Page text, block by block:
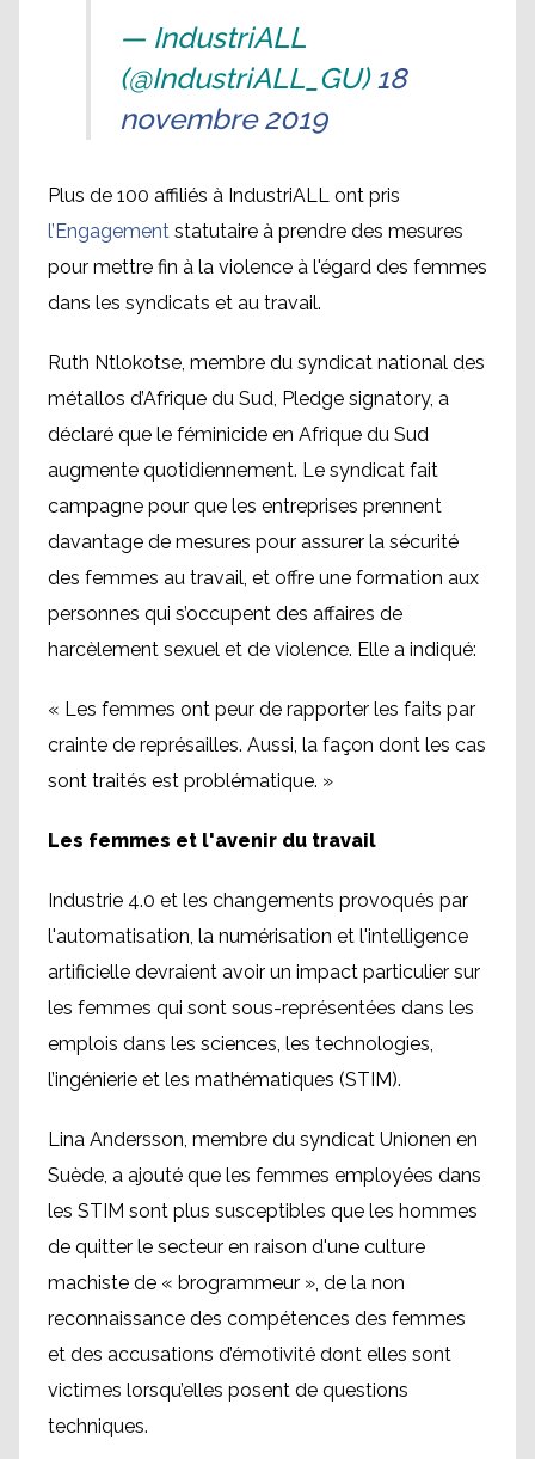
— IndustriALL
(@IndustriALL_GU)18
novembre 2019
Plus de 100 affiliés à IndustriALL ont pris
l’Engagement statutaire à prendre des mesures
pour mettre fin à la violence à l'égard des femmes
dans les syndicats et au travail.
Ruth Ntlokotse, membre du syndicat national des
métallos d’Afrique du Sud, Pledge signatory, a
déclaré que le féminicide en Afrique du Sud
augmente quotidiennement. Le syndicat fait
campagne pour que les entreprises prennent
davantage de mesures pour assurer la sécurité
des femmes au travail, et offre une formation aux
personnes qui s’occupent des affaires de
harcèlement sexuel et de violence. Elle a indiqué:
« Les femmes ont peur de rapporter les faits par
crainte de représailles. Aussi, la façon dont les cas
sont traités est problématique. »
Les femmes et l'avenir du travail
Industrie 4.0 et les changements provoqués par
l'automatisation, la numérisation et l'intelligence
artificielle devraient avoir un impact particulier sur
les femmes qui sont sous-représentées dans les
emplois dans les sciences, les technologies,
l’ingénierie et les mathématiques (STIM).
Lina Andersson, membre du syndicat Unionen en
Suède, a ajouté que les femmes employées dans
les STIM sont plus susceptibles que les hommes
de quitter le secteur en raison d'une culture
machiste de « brogrammeur », de la non
reconnaissance des compétences des femmes
et des accusations d’émotivité dont elles sont
victimes lorsqu’elles posent de questions
techniques.